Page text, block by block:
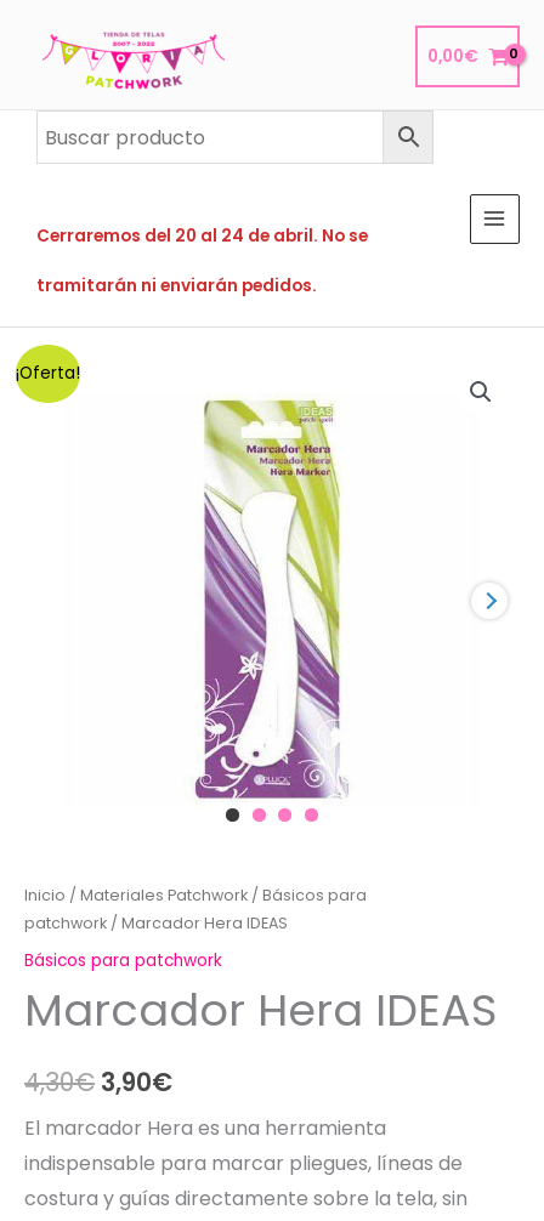
0,00€
Cerraremos del 20 al 24 de abril. No se
tramitarán ni enviarán pedidos.
¡Oferta!
Inicio / Materiales Patchwork / Básicos para
patchwork / Marcador Hera IDEAS
Básicos para patchwork
Marcador Hera IDEAS
4,30€ El
precio
original
3,90€El
precio
actual
El marcador Hera es una herramienta
indispensable para marcar pliegues, líneas de
costura y guías directamente sobre la tela, sin